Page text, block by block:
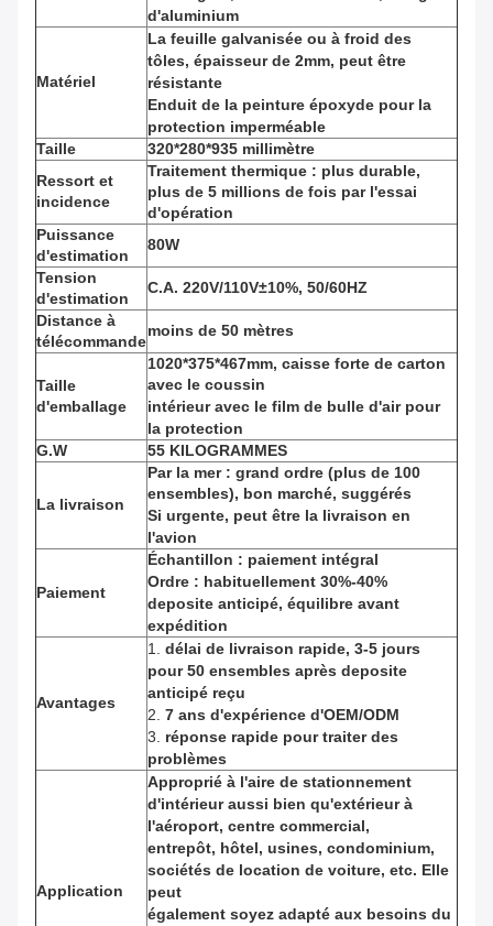
d'aluminium
Matériel
La feuille galvanisée ou à froid des
tôles, épaisseur de 2mm, peut être
résistante
Enduit de la peinture époxyde pour la
protection imperméable
Taille
320*280*935 millimètre
Ressort et
incidence
Traitement thermique : plus durable,
plus de 5 millions de fois par l'essai
d'opération
Puissance
d'estimation
80W
Tension
d'estimation
C.A. 220V/110V±10%, 50/60HZ
Distance à
télécommande
moins de 50 mètres
Taille
d'emballage
1020*375*467mm, caisse forte de carton
avec le coussin
intérieur avec le film de bulle d'air pour
la protection
G.W
55 KILOGRAMMES
La livraison
Par la mer : grand ordre (plus de 100
ensembles), bon marché, suggérés
Si urgente, peut être la livraison en
l'avion
Paiement
Échantillon : paiement intégral
Ordre : habituellement 30%-40%
deposite anticipé, équilibre avant
expédition
Avantages
1. délai de livraison rapide, 3-5 jours
pour 50 ensembles après deposite
anticipé reçu
2. 7 ans d'expérience d'OEM/ODM
3. réponse rapide pour traiter des
problèmes
Application
Approprié à l'aire de stationnement
d'intérieur aussi bien qu'extérieur à
l'aéroport, centre commercial,
entrepôt, hôtel, usines, condominium,
sociétés de location de voiture, etc. Elle
peut
également soyez adapté aux besoins du